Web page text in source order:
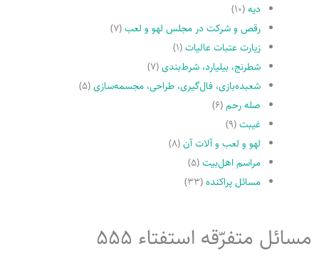
دیه(۱۰)
رقص و شرکت در مجلس لهو و لعب(۷)
زیارت عتبات عالیات(۱)
شطرنج، بیلیارد، شرط‌بندی(۷)
شعبده‌بازی، فال‌گیری، طراحی، مجسمه‌سازی(۵)
صله رحم(۶)
غیبت(۹)
لهو و لعب و آلات آن(۸)
مراسم اهل‌بیت(۵)
مسائل پراکنده(۳۳)
مسائل متفرّقه استفتاء 555